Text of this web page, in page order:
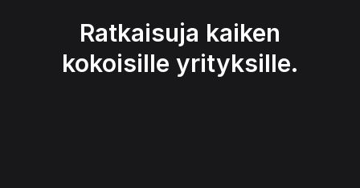
Ratkaisuja kaiken
kokoisille yrityksille.